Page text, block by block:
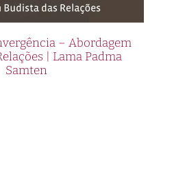
– Abordagem
| Lama Padma
Samten